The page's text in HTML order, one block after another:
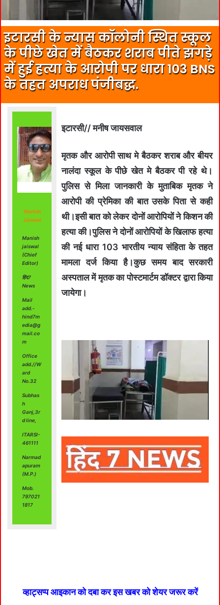
इटारसी के न्यास कॉलोनी स्थित स्कूल
के पीछे खेत में बैठकर शराब पीते झगड़े
में हुई हत्या के आरोपी पर धारा 103 BNS
के तहत अपराध पंजीबद्ध.
Manish
Jaiswal
Manish
jaiswal
(Chief
Editor)
हिंद7
News
Mail
add.-
hind7m
edia@g
mail.co
m
Office
add.//W
ard
No.32
Subhas
h
Ganj,3r
d line,
ITARSI-
461111
Narmad
apuram
(M.P.)
Mob.
797021
1817
इटारसी// मनीष जायसवाल
मृतक और आरोपी साथ मे बैठकर शराब और बीयर
नालंदा स्कूल के पीछे खेत मे बैठकर पी रहे थे।
पुलिस से मिला जानकारी के मुताबिक मृतक ने
आरोपी की प्रेमिका की बात उसके पिता से कही
थी।इसी बात को लेकर दोनों आरोपियों ने किशन की
हत्या की।पुलिस ने दोनों आरोपियों के खिलाफ हत्या
की नई धारा 103 भारतीय न्याय संहिता के तहत
मामला दर्ज किया है।कुछ समय बाद सरकारी
अस्पताल में मृतक का पोस्टमार्टम डॉक्टर द्वारा किया
जायेगा।
व्हाट्सप्प आइकान को दबा कर इस खबर को शेयर जरूर करें